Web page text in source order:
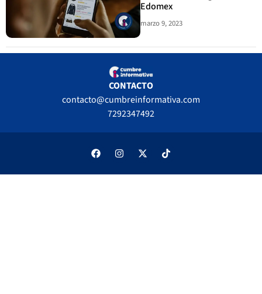
Edomex
marzo 9, 2023
CONTACTO
contacto@cumbreinformativa.com
7292347492